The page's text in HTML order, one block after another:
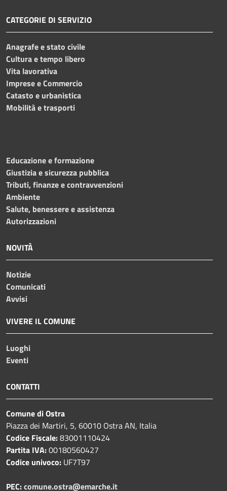
CATEGORIE DI SERVIZIO
Anagrafe e stato civile
Cultura e tempo libero
Vita lavorativa
Imprese e Commercio
Catasto e urbanistica
Mobilità e trasporti
Educazione e formazione
Giustizia e sicurezza pubblica
Tributi, finanze e contravvenzioni
Ambiente
Salute, benessere e assistenza
Autorizzazioni
NOVITÀ
Notizie
Comunicati
Avvisi
VIVERE IL COMUNE
Luoghi
Eventi
CONTATTI
Comune di Ostra
Piazza dei Martiri, 5, 60010 Ostra AN, Italia
Codice Fiscale:83001110424
Partita IVA:00180560427
Codice univoco: UF7T97
PEC:comune.ostra@emarche.it